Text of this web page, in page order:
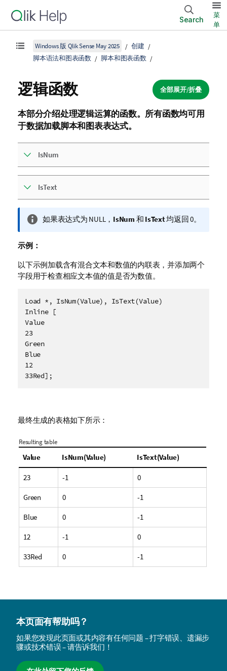
Search
菜
单
Windows 版 Qlik Sense May 2025
创建
脚本语法和图表函数
脚本和图表函数
全部展开/折叠
逻辑函数
本部分介绍处理逻辑运算的函数。所有函数均可用
于数据加载脚本和图表表达式。
IsNum
IsText
信
如果表达式为 NULL， IsNum 和 IsText均返回 0。
示例：
以下示例加载含有混合文本和数值的内联表，并添加两个
字段用于检查相应文本值的值是否为数值。
Load *, IsNum(Value), IsText(Value)
Inline [
Value
23
Green
Blue
12
33Red];
最终生成的表格如下所示：
Resulting table
Value IsNum(Value) IsText(Value)
23 -1 0
Green 0 -1
Blue 0 -1
12 -1 0
33Red 0 -1
本页面有帮助吗？
如果您发现此页面或其内容有任何问题 – 打字错误、遗漏步
骤或技术错误 – 请告诉我们！